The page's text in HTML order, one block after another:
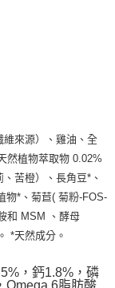
維來源）、雞油、全
然植物萃取物 0.02%
苦橙）、長角豆*、
物*、菊苣( 菊粉-FOS-
和 MSM 、酵母
*天然成分。
，鈣1.8%，磷
Omega 6脂肪酸